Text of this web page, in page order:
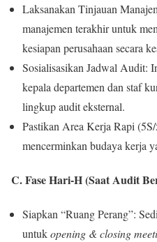
Laksanakan Tinjauan
manajemen terakhir untuk
kesiapan perusahaan secara
Sosialisasikan Jadwal Audit:
kepala departemen dan staf
lingkup audit eksternal.
Pastikan Area Kerja Rapi
mencerminkan budaya kerja
C. Fase Hari-H (Saat Audit
Siapkan “Ruang Perang”:
untukopening & closing